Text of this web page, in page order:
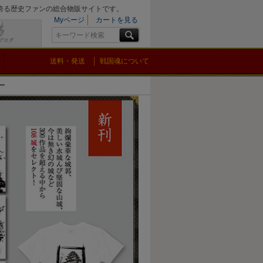
歴史ファンの総合物販サイトです。
Myページ
カートを見る
送料・発送 戦国魂について